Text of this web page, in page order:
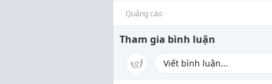
Quảng cáo
Tham gia bình luận